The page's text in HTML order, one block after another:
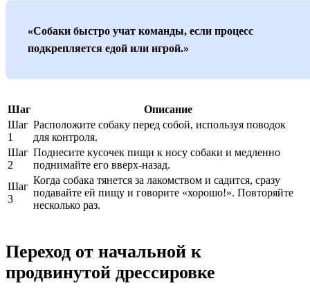
«Собаки быстро учат команды, если процесс
подкрепляется едой или игрой.»
Шаг
Описание
Шаг
1
Расположите собаку перед собой, используя поводок
для контроля.
Шаг
2
Поднесите кусочек пищи к носу собаки и медленно
поднимайте его вверх-назад.
Шаг
3
Когда собака тянется за лакомством и садится, сразу
подавайте ей пищу и говорите «хорошо!». Повторяйте
несколько раз.
Переход от начальной к
продвинутой дрессировке